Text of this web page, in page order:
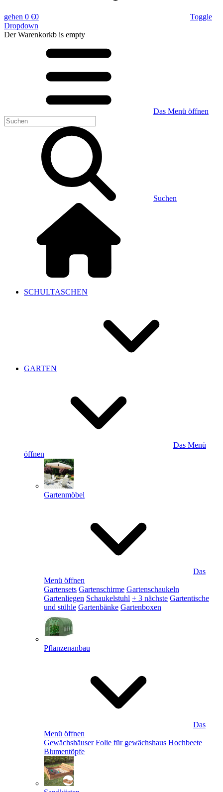
gehen 0 €0
Toggle
Dropdown
Der Warenkorkb is empty
Das Menü öffnen
Suchen
SCHULTASCHEN
GARTEN
Das Menü
öffnen
Gartenmöbel
Das
Menü öffnen
Gartensets Gartenschirme Gartenschaukeln
Gartenliegen Schaukelstuhl + 3 nächste Gartentische
und stühle Gartenbänke Gartenboxen
Pflanzenanbau
Das
Menü öffnen
Gewächshäuser Folie für gewächshaus Hochbeete
Blumentöpfe